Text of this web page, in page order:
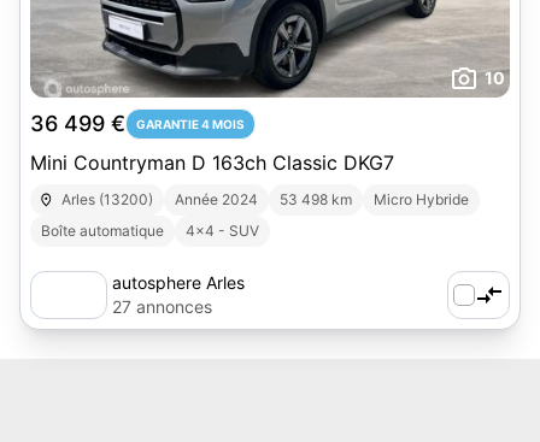
10
36 499 € GARANTIE 4 MOIS
Mini Countryman D 163ch Classic DKG7
Arles (13200) Année 2024 53 498 km
Micro Hybride
Boîte automatique
4x4 - SUV
autosphere Arles
27 annonces